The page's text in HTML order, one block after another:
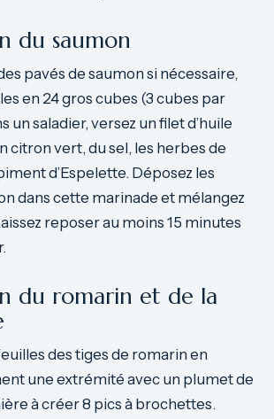
du saumon
pavés de saumon si nécessaire,
en 24 gros cubes (3 cubes par
un saladier, versez un filet d’huile
citron vert, du sel, les herbes de
d’Espelette. Déposez les
dans cette marinade et mélangez
reposer au moins 15 minutes
du romarin et de la
des tiges de romarin en
une extrémité avec un plumet de
à créer 8 pics à brochettes.